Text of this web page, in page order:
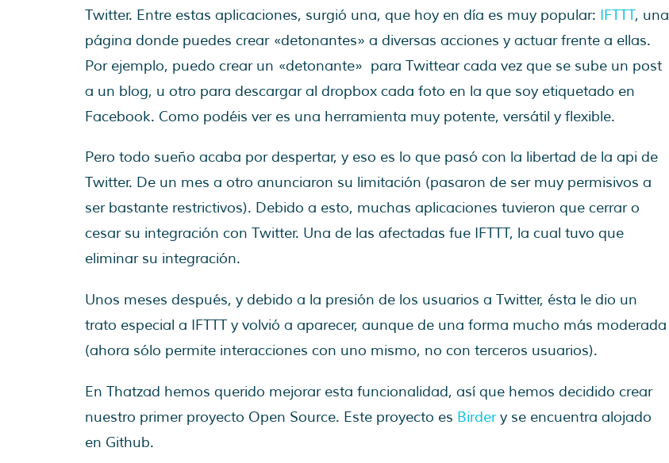
Twitter. Entre estas aplicaciones, surgió una, que hoy en día es muy popular: IFTTT, una
página donde puedes crear «detonantes» a diversas acciones y actuar frente a ellas.
Por ejemplo, puedo crear un «detonante» para Twittear cada vez que se sube un post
a un blog, u otro para descargar al dropbox cada foto en la que soy etiquetado en
Facebook. Como podéis ver es una herramienta muy potente, versátil y flexible.
Pero todo sueño acaba por despertar, y eso es lo que pasó con la libertad de la api de
Twitter. De un mes a otro anunciaron su limitación (pasaron de ser muy permisivos a
ser bastante restrictivos). Debido a esto, muchas aplicaciones tuvieron que cerrar o
cesar su integración con Twitter. Una de las afectadas fue IFTTT, la cual tuvo que
eliminar su integración.
Unos meses después, y debido a la presión de los usuarios a Twitter, ésta le dio un
trato especial a IFTTT y volvió a aparecer, aunque de una forma mucho más moderada
(ahora sólo permite interacciones con uno mismo, no con terceros usuarios).
En Thatzad hemos querido mejorar esta funcionalidad, así que hemos decidido crear
nuestro primer proyecto Open Source. Este proyecto es Birdery se encuentra alojado
en Github.